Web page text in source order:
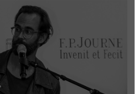
ENGLISH 日本語